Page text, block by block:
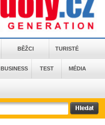
BĚŽCI TURISTÉ
BUSINESS TEST MÉDIA